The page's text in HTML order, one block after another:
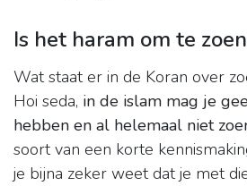
Is het haram om te
Wat staat er in de Koran over
Hoi seda, in de islam mag je
hebben en al helemaal niet
soort van een korte
je bijna zeker weet dat je met